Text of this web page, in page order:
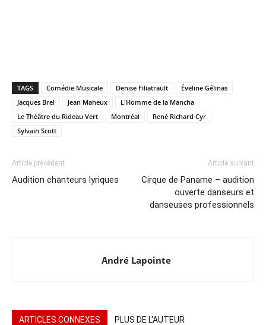
TAGS Comédie Musicale Denise Filiatrault
Éveline Gélinas
Jacques Brel
Jean Maheux
L'Homme de la Mancha
Le Théâtre du Rideau Vert
Montréal
René Richard Cyr
Sylvain Scott
Article précédent
Audition chanteurs lyriques
Article suivant
Cirque de Paname – audition
ouverte danseurs et
danseuses professionnels
André Lapointe
ARTICLES CONNEXES PLUS DE L'AUTEUR